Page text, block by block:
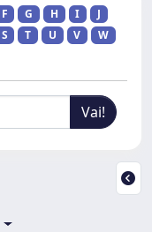
F G H I
J
S T U V
W